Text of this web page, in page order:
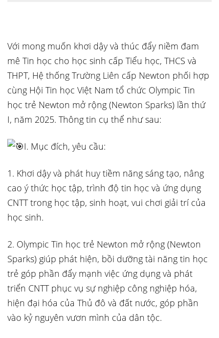
Với mong muốn khơi dậy và thúc đẩy niềm đam
mê Tin học cho học sinh cấp Tiểu học, THCS và
THPT, Hệ thống Trường Liên cấp Newton phối hợp
cùng Hội Tin học Việt Nam tổ chức Olympic Tin
học trẻ Newton mở rộng (Newton Sparks) lần thứ
I, năm 2025. Thông tin cụ thể như sau:
I. Mục đích, yêu cầu:
1. Khơi dậy và phát huy tiềm năng sáng tạo, nâng
cao ý thức học tập, trình độ tin học và ứng dụng
CNTT trong học tập, sinh hoạt, vui chơi giải trí của
học sinh.
2. Olympic Tin học trẻ Newton mở rộng (Newton
Sparks) giúp phát hiện, bồi dưỡng tài năng tin học
trẻ góp phần đẩy mạnh việc ứng dụng và phát
triển CNTT phục vụ sự nghiệp công nghiệp hóa,
hiện đại hóa của Thủ đô và đất nước, góp phần
vào kỷ nguyên vươn mình của dân tộc.